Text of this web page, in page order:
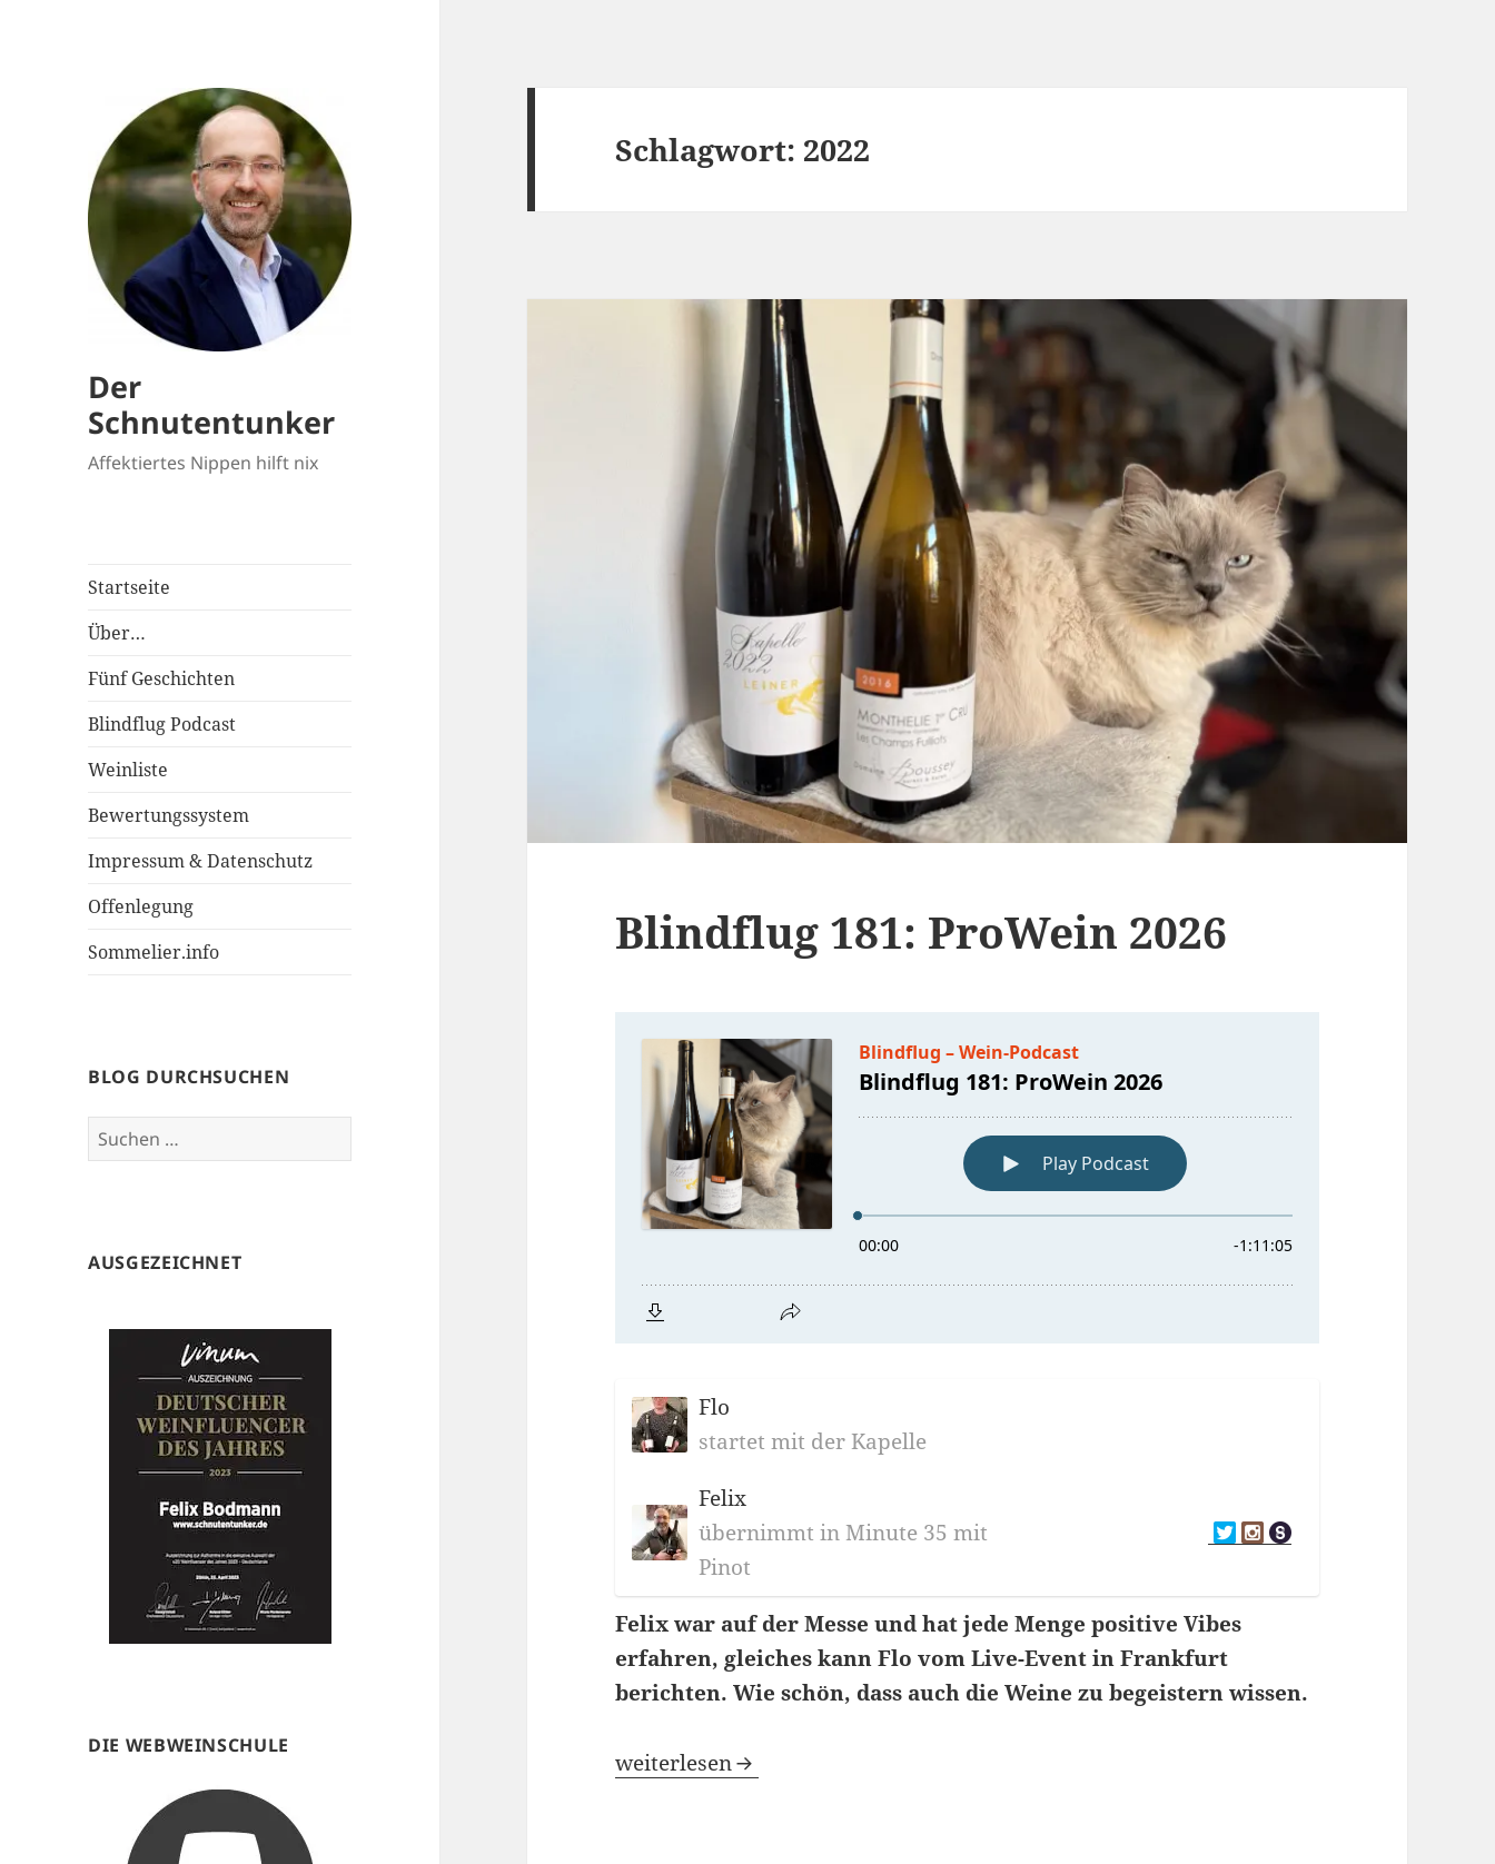
Der
Schnutentunker
Affektiertes Nippen hilft nix
Startseite
Über…
Fünf Geschichten
Blindflug Podcast
Weinliste
Bewertungssystem
Impressum & Datenschutz
Offenlegung
Sommelier.info
BLOG DURCHSUCHEN
Suchen
nach:
AUSGEZEICHNET
DIE WEBWEINSCHULE
Schlagwort: 2022
Blindflug 181: ProWein 2026
Flo
startet mit der Kapelle
Felix
übernimmt in Minute 35 mit
Pinot
Felix war auf der Messe und hat jede Menge positive Vibes
erfahren, gleiches kann Flo vom Live-Event in Frankfurt
berichten. Wie schön, dass auch die Weine zu begeistern wissen.
Blindflug 181: ProWein 2026
weiterlesen